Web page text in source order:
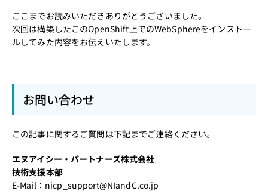
ここまでお読みいただきありがとうございました。
次回は構築したこのOpenShift上でのWebSphereをインストー
ルしてみた内容をお伝えいたします。
お問い合わせ
この記事に関するご質問は下記までご連絡ください。
エヌアイシー・パートナーズ株式会社
技術支援本部
E-Mail： nicp_support@NIandC.co.jp